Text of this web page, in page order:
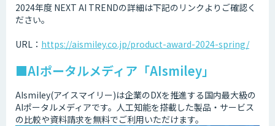
2024年度 NEXT AI TRENDの詳細は下記のリンクよりご確認く
ださい。
URL： https://aismiley.co.jp/product-award-2024-spring/
■AIポータルメディア「AIsmiley」
AIsmiley(アイスマイリー)は企業のDXを推進する国内最大級の
AIポータルメディアです。人工知能を搭載した製品・サービス
の比較や資料請求を無料でご利用いただけます。